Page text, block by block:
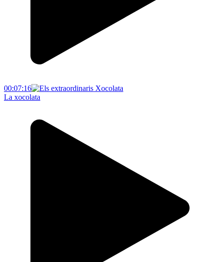
00:07:16
La xocolata